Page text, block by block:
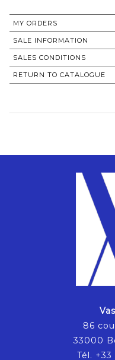
MY ORDERS
SALE INFORMATION
SALES CONDITIONS
RETURN TO CATALOGUE
86
33000
Tél.